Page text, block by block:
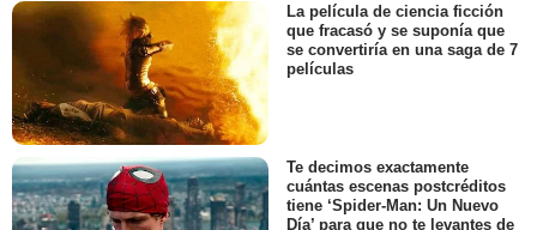
La película de ciencia ficción
que fracasó y se suponía que
se convertiría en una saga de 7
películas
Te decimos exactamente
cuántas escenas postcréditos
tiene ‘Spider-Man: Un Nuevo
Día’ para que no te levantes de